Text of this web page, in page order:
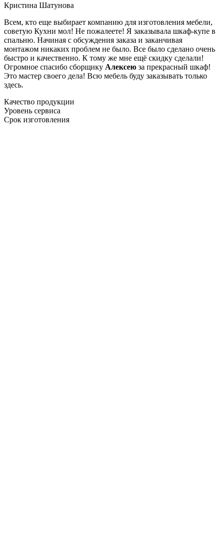
Кристина Шатунова
Всем, кто еще выбирает компанию для изготовления мебели,
советую Кухни мол! Не пожалеете! Я заказывала шкаф-купе в
спальню. Начиная с обсуждения заказа и заканчивая
монтажом никаких проблем не было. Все было сделано очень
быстро и качественно. К тому же мне ещё скидку сделали!
Огромное спасибо сборщику Алексею за прекрасный шкаф!
Это мастер своего дела! Всю мебель буду заказывать только
здесь.
Качество продукции
Уровень сервиса
Срок изготовления